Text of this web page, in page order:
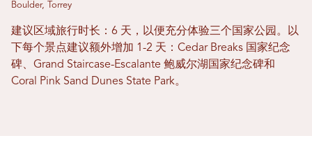
Boulder, Torrey
建议区域旅行时长：6 天，以便充分体验三个国家公园。以
下每个景点建议额外增加 1-2 天：Cedar Breaks 国家纪念
碑、Grand Staircase-Escalante 鲍威尔湖国家纪念碑和
Coral Pink Sand Dunes State Park。